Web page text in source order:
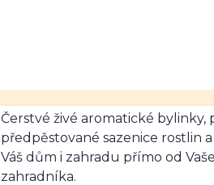
Čerstvé živé aromatické bylinky,
předpěstované sazenice rostlin
Váš dům i zahradu přímo od
zahradníka.